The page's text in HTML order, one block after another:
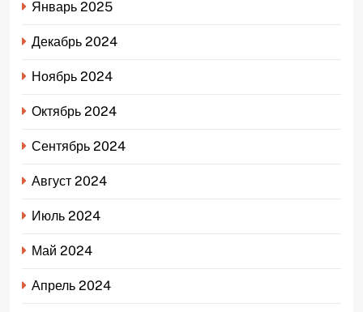
Январь 2025
Декабрь 2024
Ноябрь 2024
Октябрь 2024
Сентябрь 2024
Август 2024
Июль 2024
Май 2024
Апрель 2024